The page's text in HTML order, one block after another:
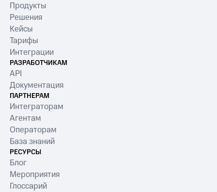
Продукты
Решения
Кейсы
Тарифы
Интеграции
РАЗРАБОТЧИКАМ
API
Документация
ПАРТНЕРАМ
Интеграторам
Агентам
Операторам
База знаний
РЕСУРСЫ
Блог
Мероприятия
Глоссарий